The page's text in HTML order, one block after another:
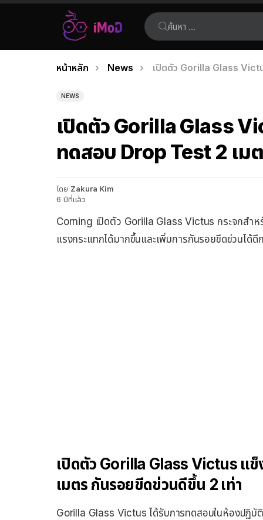
ค้นหา:
เรื่อง
ล่าสุด
คุณอยู่ที่นี่:
หน้าหลัก News เปิดตัว Gorilla Glass
NEWS
เปิดตัว Gorilla Glass
ทดสอบ Drop Test 2 เม
โดย Zakura Kim
6 ปีที่แล้ว
Corning เปิดตัว Gorilla Glass Victus กระจกสำ
แรงกระแทกได้มากขึ้นและเพิ่มการกันรอยขีดข่วนได้ดี
เปิดตัว Gorilla Glass Victus แ
เมตร กันรอยขีดข่วนดีขึ้น 2 เท่า
Gorilla Glass Victus ได้รับการทดสอบในห้องปฏิ